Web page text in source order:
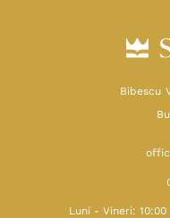
Bibescu
Luni - Vineri: